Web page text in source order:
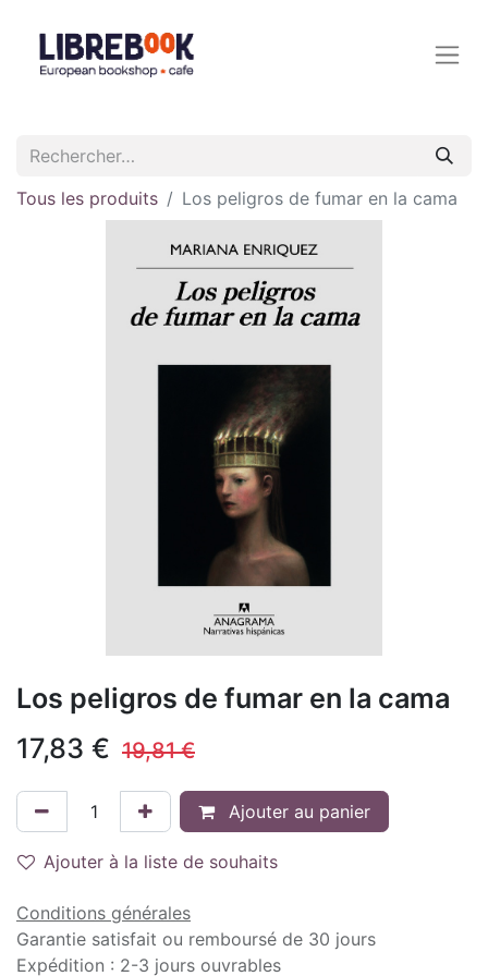
Tous les produits Los peligros de fumar en la cama
Los peligros de fumar en la cama
17,83 € 19,81€
Ajouter au panier
Ajouter à la liste de souhaits
Conditions générales
Garantie satisfait ou remboursé de 30 jours
Expédition : 2-3 jours ouvrables